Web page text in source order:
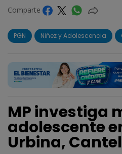
Comparte
PGN Niñez y Adolescencia
MP investiga
adolescente
Urbina, Cantel